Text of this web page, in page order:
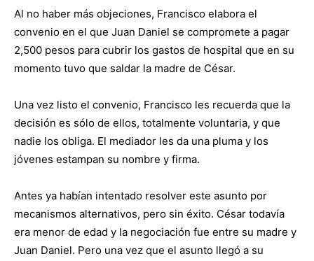
Al no haber más objeciones, Francisco elabora el
convenio en el que Juan Daniel se compromete a pagar
2,500 pesos para cubrir los gastos de hospital que en su
momento tuvo que saldar la madre de César.
Una vez listo el convenio, Francisco les recuerda que la
decisión es sólo de ellos, totalmente voluntaria, y que
nadie los obliga. El mediador les da una pluma y los
jóvenes estampan su nombre y firma.
Antes ya habían intentado resolver este asunto por
mecanismos alternativos, pero sin éxito. César todavía
era menor de edad y la negociación fue entre su madre y
Juan Daniel. Pero una vez que el asunto llegó a su